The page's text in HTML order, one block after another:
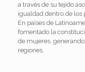
a través de su tejido
igualdad dentro de los
En países de
fomentado la
de mujeres,
regiones.